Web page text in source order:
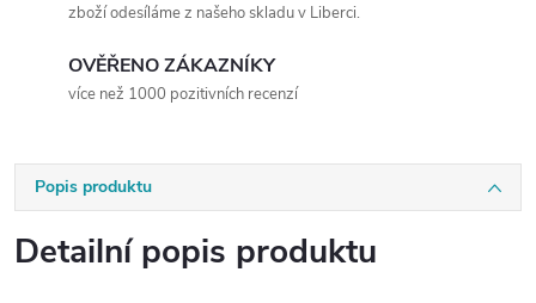
zboží odesíláme z našeho skladu v Liberci.
OVĚŘENO ZÁKAZNÍKY
více než 1000 pozitivních recenzí
Popis produktu
Detailní popis produktu